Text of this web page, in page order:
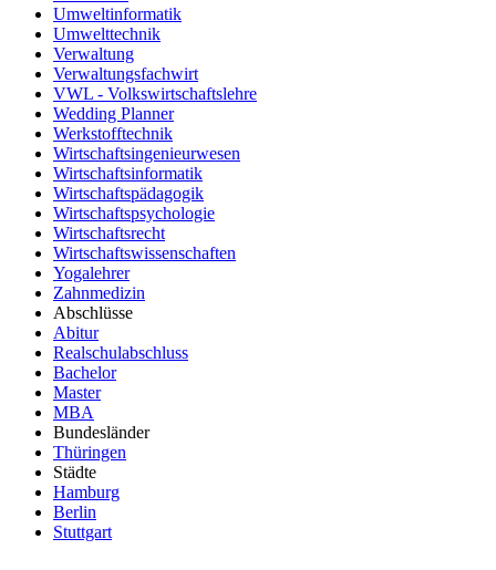
Umweltinformatik
Umwelttechnik
Verwaltung
Verwaltungsfachwirt
VWL - Volkswirtschaftslehre
Wedding Planner
Werkstofftechnik
Wirtschaftsingenieurwesen
Wirtschaftsinformatik
Wirtschaftspädagogik
Wirtschaftspsychologie
Wirtschaftsrecht
Wirtschaftswissenschaften
Yogalehrer
Zahnmedizin
Abschlüsse
Abitur
Realschulabschluss
Bachelor
Master
MBA
Bundesländer
Thüringen
Städte
Hamburg
Berlin
Stuttgart